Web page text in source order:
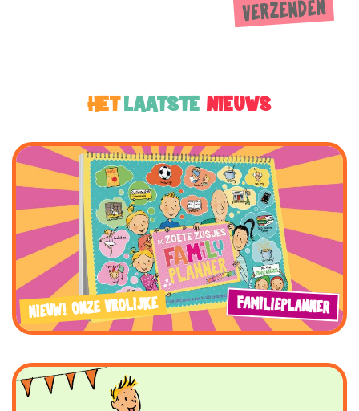
HET LAATSTE NIEUWS
NIEUW! ONZE VROLIJKE FAMILIEPLANNER